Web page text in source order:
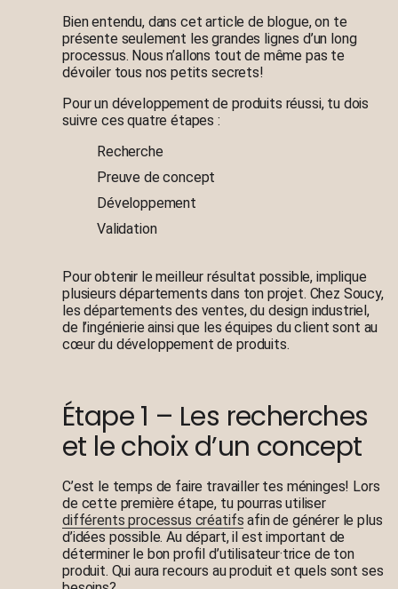
Bien entendu, dans cet article de blogue, on te
présente seulement les grandes lignes d’un long
processus. Nous n’allons tout de même pas te
dévoiler tous nos petits secrets!
Pour un développement de produits réussi, tu dois
suivre ces quatre étapes :
Recherche
Preuve de concept
Développement
Validation
Pour obtenir le meilleur résultat possible, implique
plusieurs départements dans ton projet. Chez Soucy,
les départements des ventes, du design industriel,
de l’ingénierie ainsi que les équipes du client sont au
cœur du développement de produits.
Étape 1 – Les recherches
et le choix d’un concept
C’est le temps de faire travailler tes méninges! Lors
de cette première étape, tu pourras utiliser
différents processus créatifs afin de générer le plus
d’idées possible. Au départ, il est important de
déterminer le bon profil d’utilisateur·trice de ton
produit. Qui aura recours au produit et quels sont ses